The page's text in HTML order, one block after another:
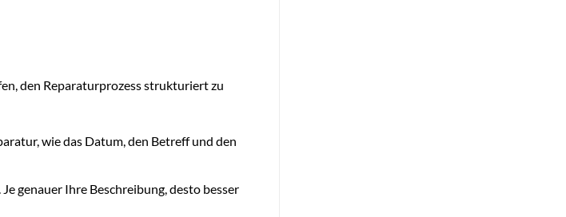
den Reparaturprozess strukturiert zu
wie das Datum, den Betreff und den
genauer Ihre Beschreibung, desto besser